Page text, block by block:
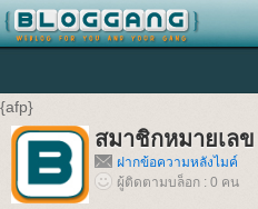
{afp}
สมาชิกหมายเลข
ฝากข้อความหลังไมค์
ผู้ติดตามบล็อก : 0 คน